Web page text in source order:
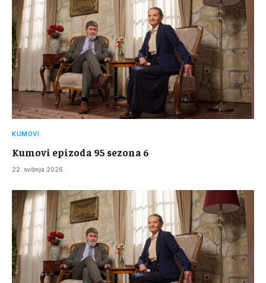
KUMOVI
Kumovi epizoda 95 sezona 6
22. svibnja 2026.